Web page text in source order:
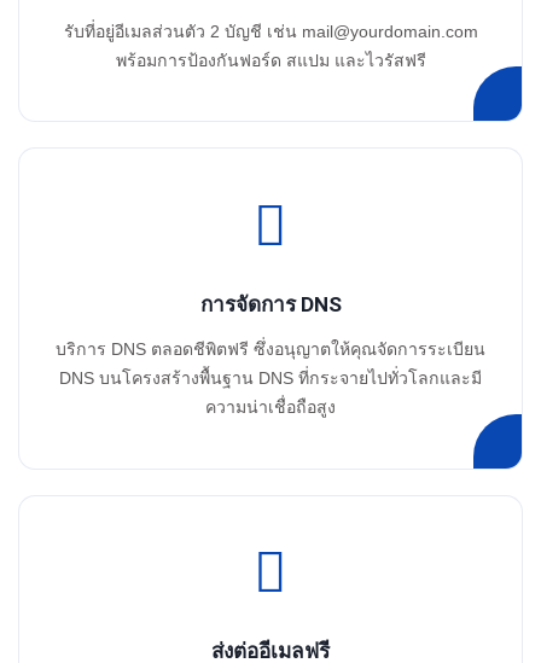
รับที่อยู่อีเมลส่วนตัว 2 บัญชี เช่น mail@yourdomain.com
พร้อมการป้องกันฟอร์ด สแปม และไวรัสฟรี
การจัดการ DNS
บริการ DNS ตลอดชีพิตฟรี ซึ่งอนุญาตให้คุณจัดการระเบียน
DNS บนโครงสร้างพื้นฐาน DNS ที่กระจายไปทั่วโลกและมี
ความน่าเชื่อถือสูง
ส่งต่ออีเมลฟรี